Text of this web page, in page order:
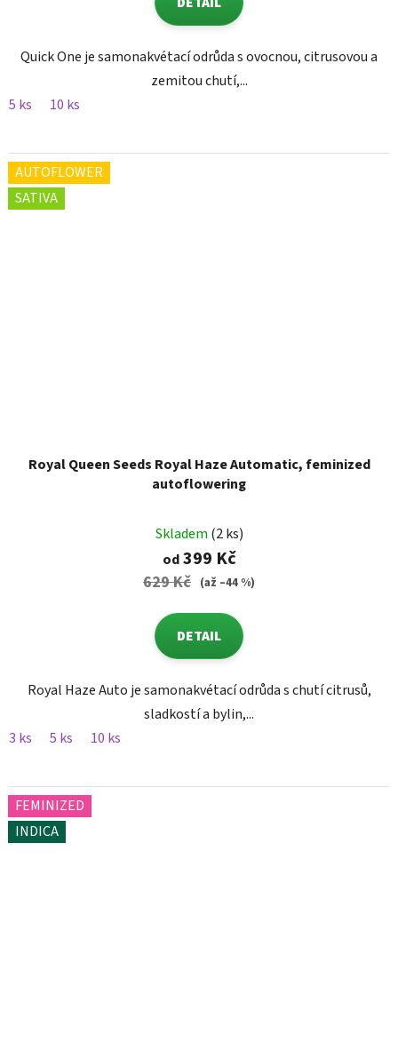
Quick One je samonakvétací odrůda s ovocnou, citrusovou a
zemitou chutí,...
5 ks
10 ks
AUTOFLOWER
SATIVA
Royal Queen Seeds Royal Haze Automatic, feminized
autoflowering
Skladem (2 ks)
od399 Kč
629 Kč (až –44 %)
DETAIL
Royal Haze Auto je samonakvétací odrůda s chutí citrusů,
sladkostí a bylin,...
3 ks
5 ks 10 ks
FEMINIZED
INDICA